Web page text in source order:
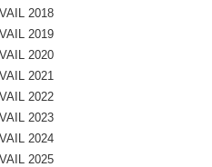
2018
2019
2020
2021
2022
2023
2024
2025